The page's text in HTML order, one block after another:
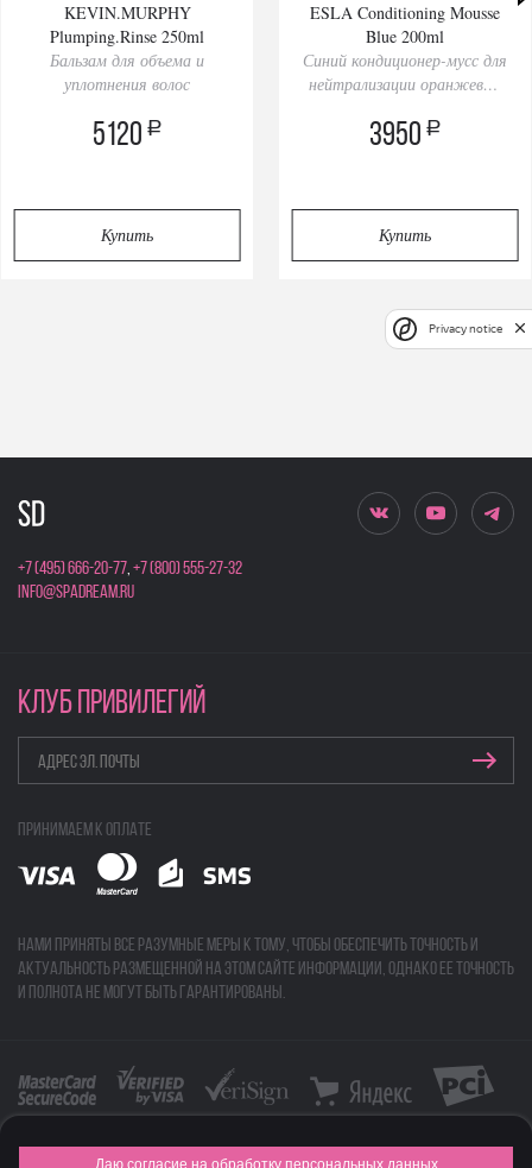
KEVIN.MURPHY
Plumping.Rinse 250ml
Бальзам для объема и
уплотнения волос
5120 a
Купить
ESLA Conditioning Mousse
Blue 200ml
Синий кондиционер-мусс для
нейтрализации оранжевых
3950 a
Купить
+7 (495) 666-20-77,+7 (800) 555-27-32
info@spadream.ru
КЛУБ ПРИВИЛЕГИЙ
Принимаем к оплате
Нами приняты все разумные меры к тому, чтобы обеспечить точность и
актуальность размещенной на этом сайте информации, однако ее точность
и полнота не могут быть гарантированы.
Даю согласие на обработку персональных данных
Privacy notice